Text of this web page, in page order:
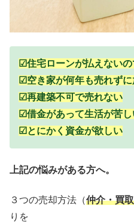
☑住宅ローンが払えない
☑空き家が何年も売れず
☑再建築不可で売れない
☑借金があって生活が苦し
☑とにかく資金が欲しい
上記の悩みがある方へ。
３つの売却方法（仲介・買
りを